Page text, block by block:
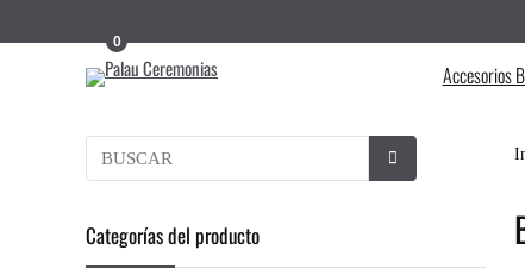
Accesorios
0
Categorías del producto